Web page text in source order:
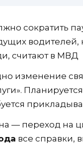
сократить
считают в МВД
изменение
— переход на
все справки,